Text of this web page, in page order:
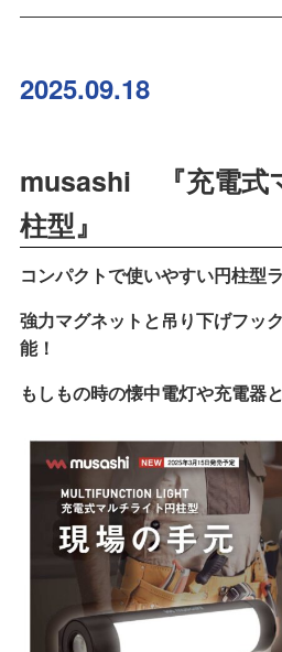
2025.09.18
musashi 『充電式
柱型』
コンパクトで使いやすい円柱型
強力マグネットと吊り下げフッ
能！
もしもの時の懐中電灯や充電器